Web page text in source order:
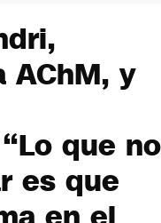
AChM, y
que no
es que